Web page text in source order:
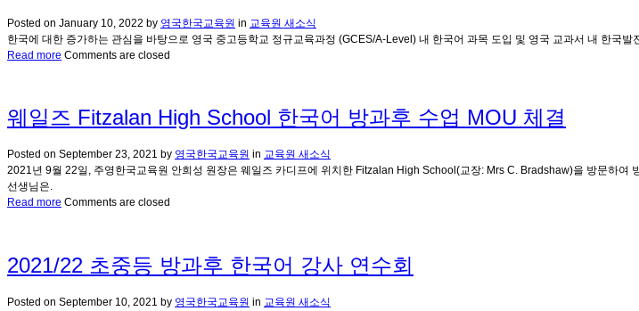
Posted on January 10, 2022 by 영국한국교육원 in 교육원 새소식
한국에 대한 증가하는 관심을 바탕으로 영국 중고등학교 정규교육과정 (GCES/A-Level) 내 한국어 과목 도입 및 영국 교과서 내 한국
Read more Comments are closed
웨일즈 Fitzalan High School 한국어 방과후 수업 MOU 체결
Posted on September 23, 2021 by 영국한국교육원 in 교육원 새소식
2021년 9월 22일, 주영한국교육원 안희성 원장은 웨일즈 카디프에 위치한 Fitzalan High School(교장: Mrs C. Bradshaw)을 방문하
선생님은.
Read more Comments are closed
2021/22 초중등 방과후 한국어 강사 연수회
Posted on September 10, 2021 by 영국한국교육원 in 교육원 새소식